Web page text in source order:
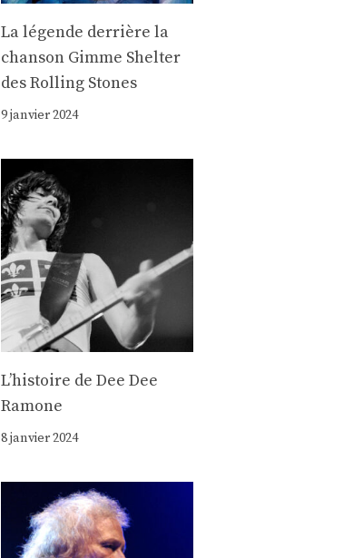
La légende derrière la
chanson Gimme Shelter
des Rolling Stones
9 janvier 2024
Lʼhistoire de Dee Dee
Ramone
8 janvier 2024